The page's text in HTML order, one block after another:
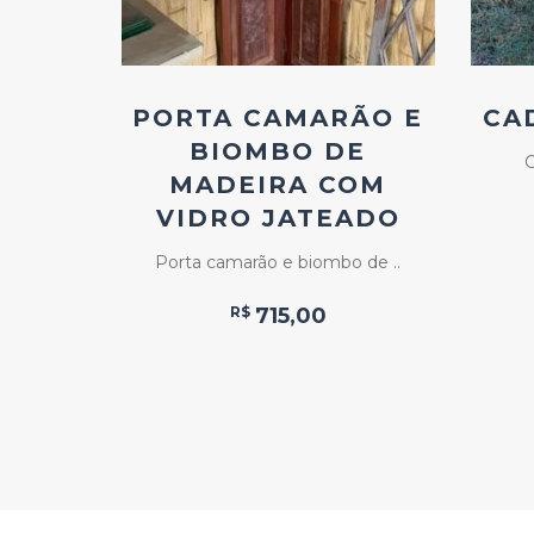
PORTA CAMARÃO E
BIOMBO DE
MADEIRA COM
VIDRO JATEADO
Porta camarão e biombo de ..
R$ 715,00